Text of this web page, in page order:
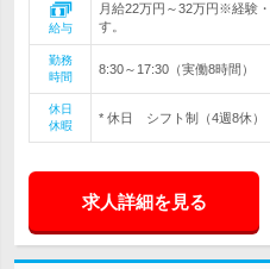
給与
月給22万円～32万円※経験
す。
勤務
時間
8:30～17:30（実働8時間）
休日
休暇
* 休日 シフト制（4週8休）
求人詳細を見る